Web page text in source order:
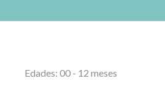
Edades: 00 - 12 meses